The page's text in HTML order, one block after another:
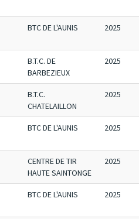
BTC DE L'AUNIS 2025
B.T.C. DE
BARBEZIEUX
2025
B.T.C.
CHATELAILLON
2025
BTC DE L'AUNIS 2025
CENTRE DE TIR
HAUTE SAINTONGE
2025
BTC DE L'AUNIS 2025